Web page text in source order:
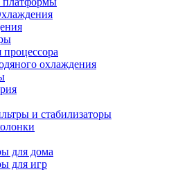
охлаждения
и стабилизаторы
для дома
для игр